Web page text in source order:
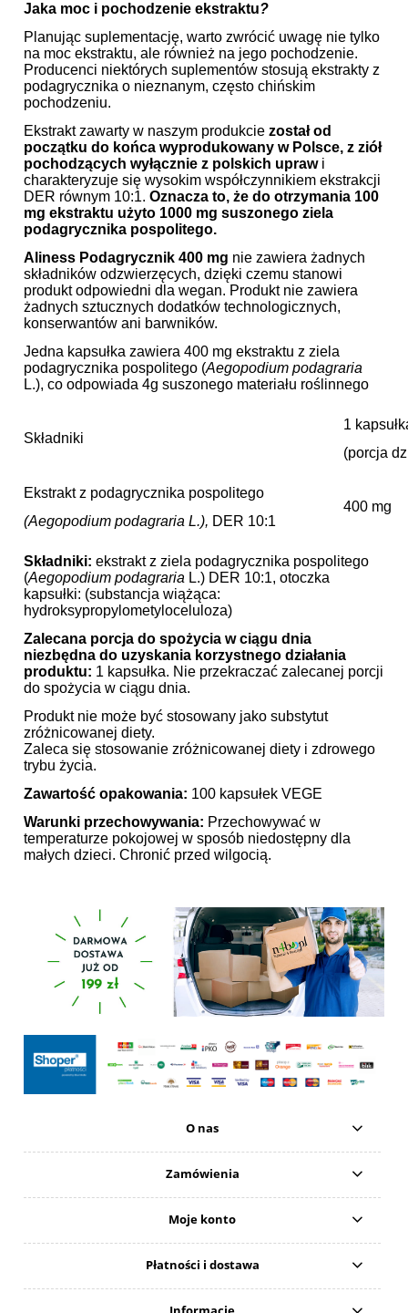
Jaka moc i pochodzenie ekstraktu?
Planując suplementację, warto zwrócić uwagę nie tylko
na moc ekstraktu, ale również na jego pochodzenie.
Producenci niektórych suplementów stosują ekstrakty z
podagrycznika o nieznanym, często chińskim
pochodzeniu.
Ekstrakt zawarty w naszym produkcie został od
początku do końca wyprodukowany w Polsce, z ziół
pochodzących wyłącznie z polskich uprawi
charakteryzuje się wysokim współczynnikiem ekstrakcji
DER równym 10:1. Oznacza to, że do otrzymania 100
mg ekstraktu użyto 1000 mg suszonego ziela
podagrycznika pospolitego.
Aliness Podagrycznik 400 mg nie zawiera żadnych
składników odzwierzęcych, dzięki czemu stanowi
produkt odpowiedni dla wegan. Produkt nie zawiera
żadnych sztucznych dodatków technologicznych,
konserwantów ani barwników.
Jedna kapsułka zawiera 400 mg ekstraktu z ziela
podagrycznika pospolitego (Aegopodium podagraria
L.), co odpowiada 4g suszonego materiału roślinnego
Składniki
1
(porcja
Ekstrakt z podagrycznika pospolitego
(Aegopodium podagraria L.), DER 10:1
400 mg
Składniki: ekstrakt z ziela podagrycznika pospolitego
(Aegopodium podagraria L.) DER 10:1, otoczka
kapsułki: (substancja wiążąca:
hydroksypropylometyloceluloza)
Zalecana porcja do spożycia w ciągu dnia
niezbędna do uzyskania korzystnego działania
produktu: 1 kapsułka. Nie przekraczać zalecanej porcji
do spożycia w ciągu dnia.
Produkt nie może być stosowany jako substytut
zróżnicowanej diety.
Zaleca się stosowanie zróżnicowanej diety i zdrowego
trybu życia.
Zawartość opakowania: 100 kapsułek VEGE
Warunki przechowywania: Przechowywać w
temperaturze pokojowej w sposób niedostępny dla
małych dzieci. Chronić przed wilgocią.
O nas
Zamówienia
Moje konto
Płatności i dostawa